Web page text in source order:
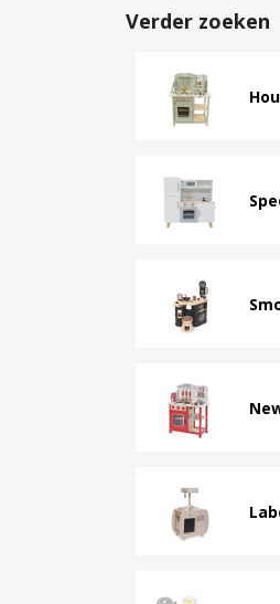
Verder zoeken